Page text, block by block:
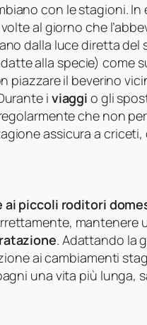
con le stagioni.
al giorno che
dalla luce diretta del
alla specie) come
piazzare il beverino
i viaggi o gli
che non
assicura a
ai piccoli roditori
mantenere
. Adattando la
ai cambiamenti
una vita più lunga,